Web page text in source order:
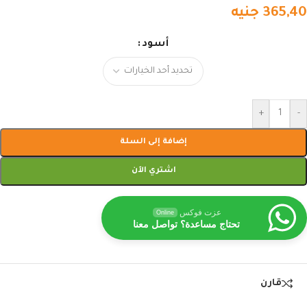
365,40 جنيه
أسود
-
+
إضافة إلى السلة
اشتري الآن
عزت فوكس Online
تحتاج مساعدة؟ تواصل معنا
قارن